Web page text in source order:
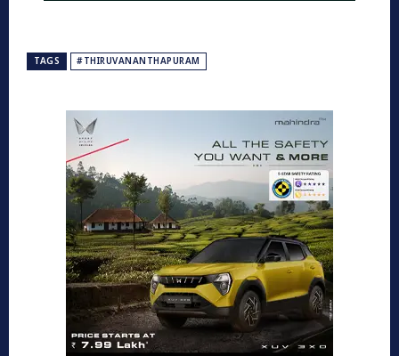
TAGS #THIRUVANANTHAPURAM